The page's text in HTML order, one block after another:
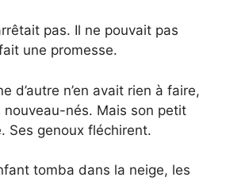
pas. Il ne pouvait pas
une promesse.
d’autre n’en avait rien à faire,
nouveau-nés. Mais son petit
Ses genoux fléchirent.
tomba dans la neige, les